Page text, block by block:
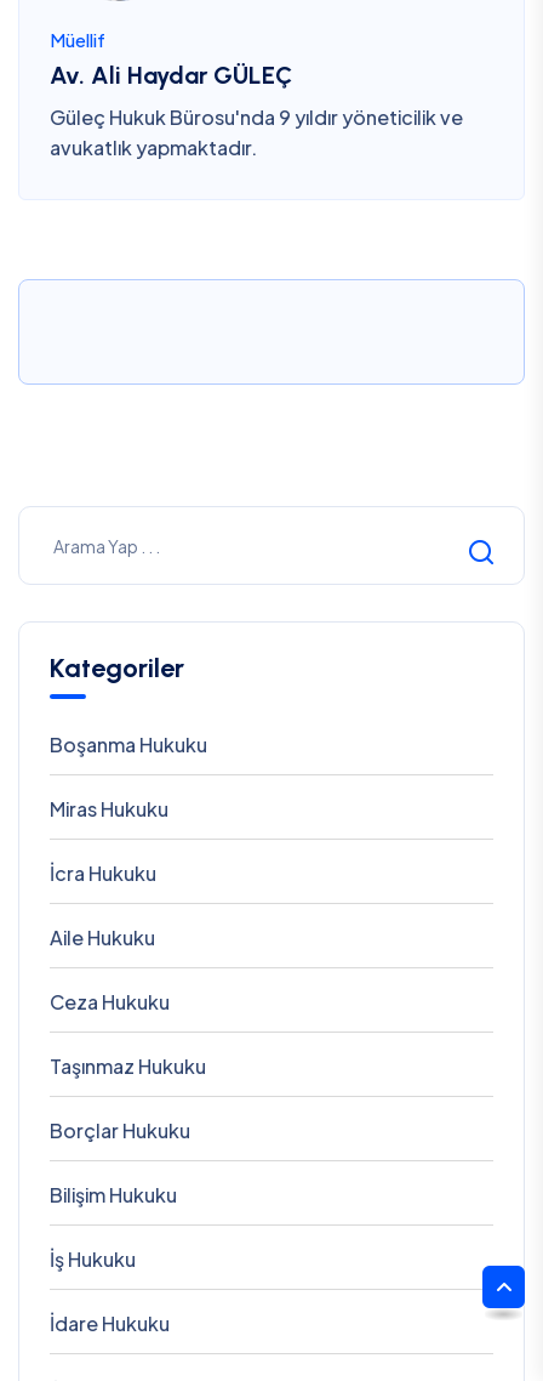
Müellif
Av. Ali Haydar GÜLEÇ
Güleç Hukuk Bürosu'nda 9 yıldır yöneticilik ve
avukatlık yapmaktadır.
Kategoriler
Boşanma Hukuku
Miras Hukuku
İcra Hukuku
Aile Hukuku
Ceza Hukuku
Taşınmaz Hukuku
Borçlar Hukuku
Bilişim Hukuku
İş Hukuku
İdare Hukuku